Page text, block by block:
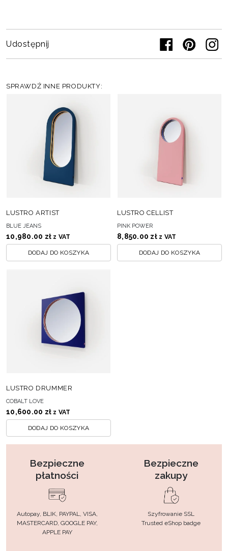
Udostępnij
SPRAWDŹ INNE PRODUKTY:
LUSTRO ARTIST
BLUE JEANS
10,980.00 zł z VAT
DODAJ DO KOSZYKA
LUSTRO CELLIST
PINK POWER
8,850.00 zł z VAT
DODAJ DO KOSZYKA
LUSTRO DRUMMER
COBALT LOVE
10,600.00 zł z VAT
DODAJ DO KOSZYKA
Bezpieczne
płatności
Autopay, BLIK, PAYPAL, VISA,
MASTERCARD, GOOGLE PAY,
APPLE PAY
Bezpieczne
zakupy
Szyfrowanie SSL
Trusted eShop badge